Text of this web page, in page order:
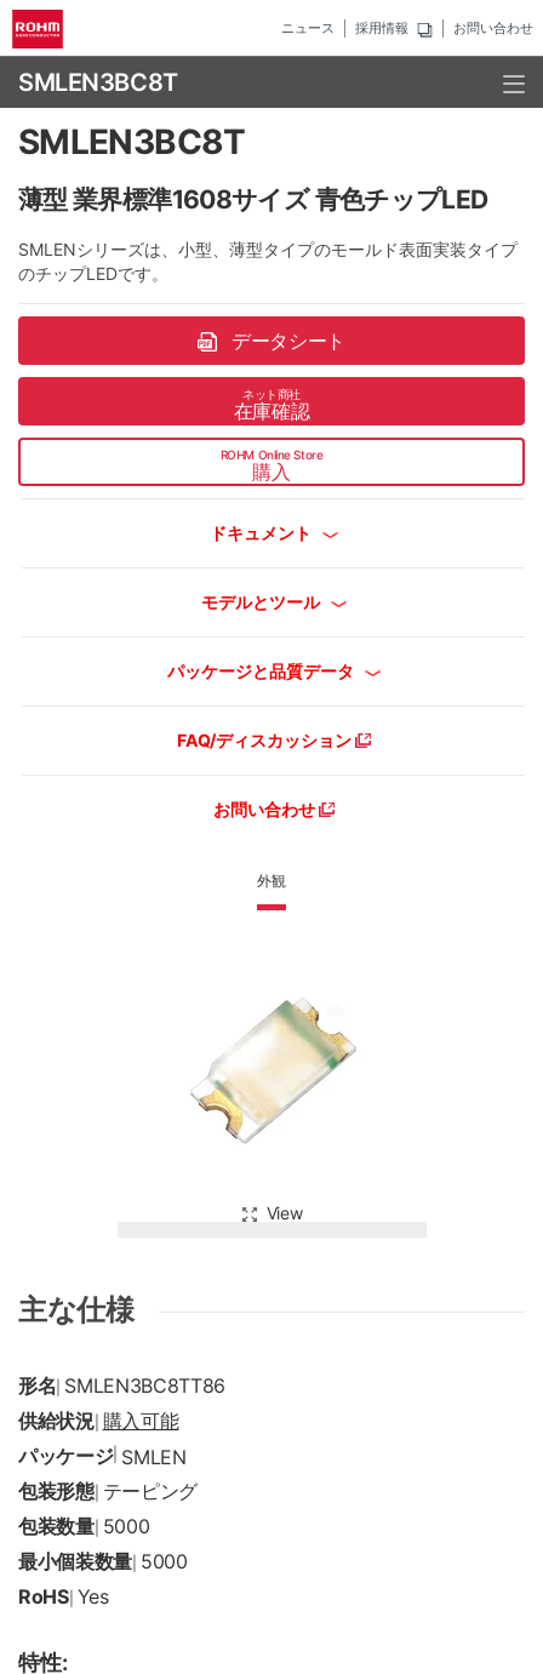
ニュース 採用情報 お問い合わせ
SMLEN3BC8T
外観
View
SMLEN3BC8T
薄型 業界標準1608サイズ 青色チップLED
SMLENシリーズは、小型、薄型タイプのモールド表面実装タイプ
のチップLEDです。
データシート
ネット商社
在庫確認
ROHM Online Store
購入
ドキュメント
モデルとツール
パッケージと品質データ
FAQ/ディスカッション
お問い合わせ
主な仕様
形名 SMLEN3BC8TT86
供給状況| 購入可能
パッケージ| SMLEN
包装形態| テーピング
包装数量| 5000
最小個装数量 5000
RoHS| Yes
特性: